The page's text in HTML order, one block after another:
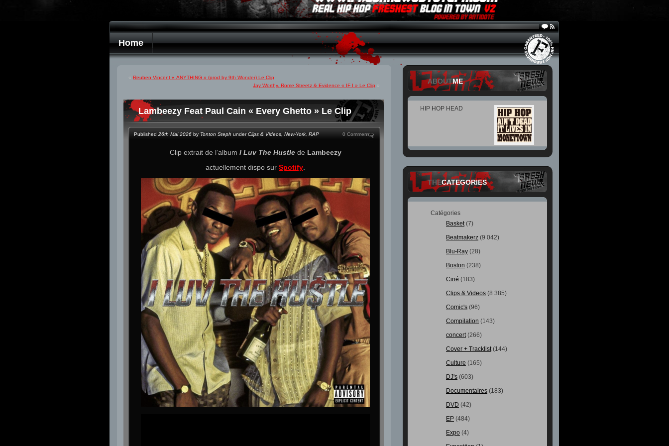
Home
« Reuben Vincent « ANYTHING » (prod by 9th Wonder) Le Clip
Jay Worthy, Rome Streetz & Evidence « IF I » Le Clip »
Lambeezy Feat Paul Cain « Every Ghetto » Le Clip
Published 26th Mai 2026 by Tonton Steph underClips & Videos New-York RAP 0 Comment
Clip extrait de l’album I Luv The Hustlede Lambeezy
actuellement dispo sur Spotify
ABOUTME
HIP HOP HEAD
THECATEGORIES
Catégories
Basket(7)
Beatmakerz (9 042)
Blu-Ray (28)
Boston (238)
Ciné (183)
Clips & Videos (8 385)
Comic's (96)
Compilation (143)
concert(266)
Cover + Tracklist(144)
Culture (165)
DJ's (603)
Documentaires (183)
DVD (42)
EP (484)
Expo (4)